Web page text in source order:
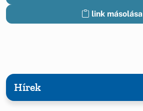
link másolása
Hírek